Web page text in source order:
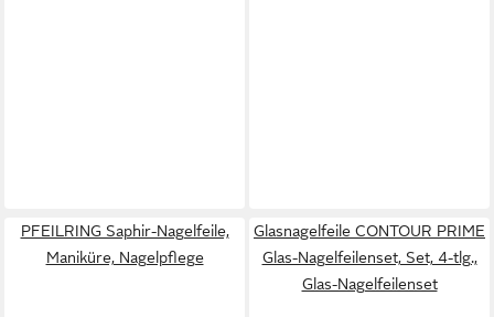
PFEILRING Saphir-Nagelfeile,
Maniküre, Nagelpflege
Glasnagelfeile CONTOUR PRIME
Glas-Nagelfeilenset, Set, 4-tlg.,
Glas-Nagelfeilenset